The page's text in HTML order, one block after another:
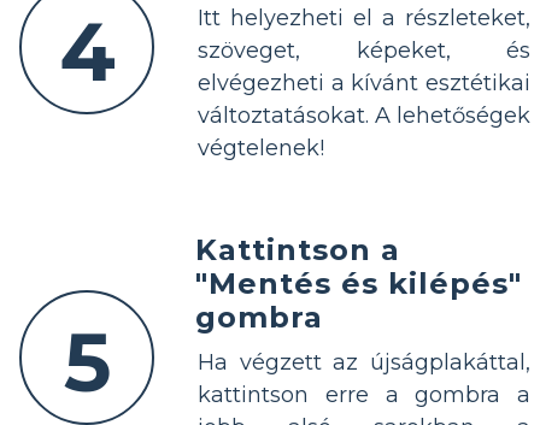
4
Itt helyezheti el a részleteket,
szöveget, képeket, és
elvégezheti a kívánt esztétikai
változtatásokat. A lehetőségek
végtelenek!
5
Kattintson a
"Mentés és kilépés"
gombra
Ha végzett az újságplakáttal,
kattintson erre a gombra a